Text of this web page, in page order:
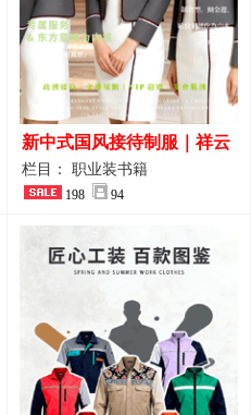
新中式国风接待制服｜祥云
刺绣打造高端厅堂东方美学
栏目： 职业装书籍
198 94